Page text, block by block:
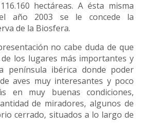
hectáreas. A ésta misma
año 2003 se le concede la
de la Biosfera.
no cabe duda de que
los lugares más importantes y
península ibérica donde poder
aves muy interesantes y poco
en muy buenas condiciones,
de miradores, algunos de
cerrado, situados a lo largo de